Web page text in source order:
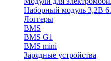
Наборный модуль 3,2В
Логгеры
BMS
BMS G1
BMS mini
Зарядные устройства